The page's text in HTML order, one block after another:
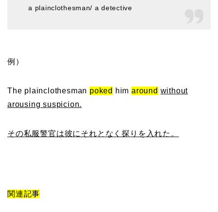
a plainclothesman/ a detective
例）
The plainclothesman poked himaround without
arousing suspicion.
その私服警官は彼にそれとなく探りを入れた。
関連記事